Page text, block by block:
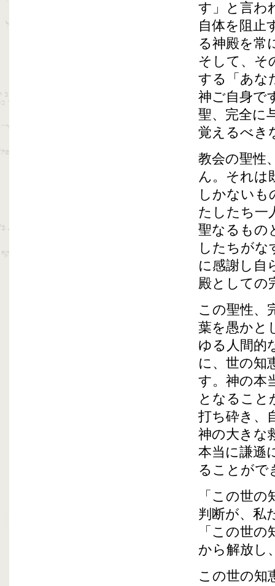
す」と言わ
自体を阻止
る神殿を常
そして、そ
する「あな
神ご自身で
聖、完全に
覚えるべき
教会の聖性
ん。それは
しかないも
たしたち一
聖なるもの
したちがな
に感謝し自
殿としての
この聖性、
葉を愚かと
ゆる人間的
に、世の知
す。神の本
となること
打ち砕き、
神の大きな
本当に謙遜
ることがで
「この世
判断が、私
「この世
から解放し
この世の知